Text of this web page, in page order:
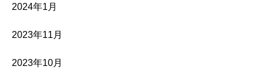
2024年1月
2023年11月
2023年10月